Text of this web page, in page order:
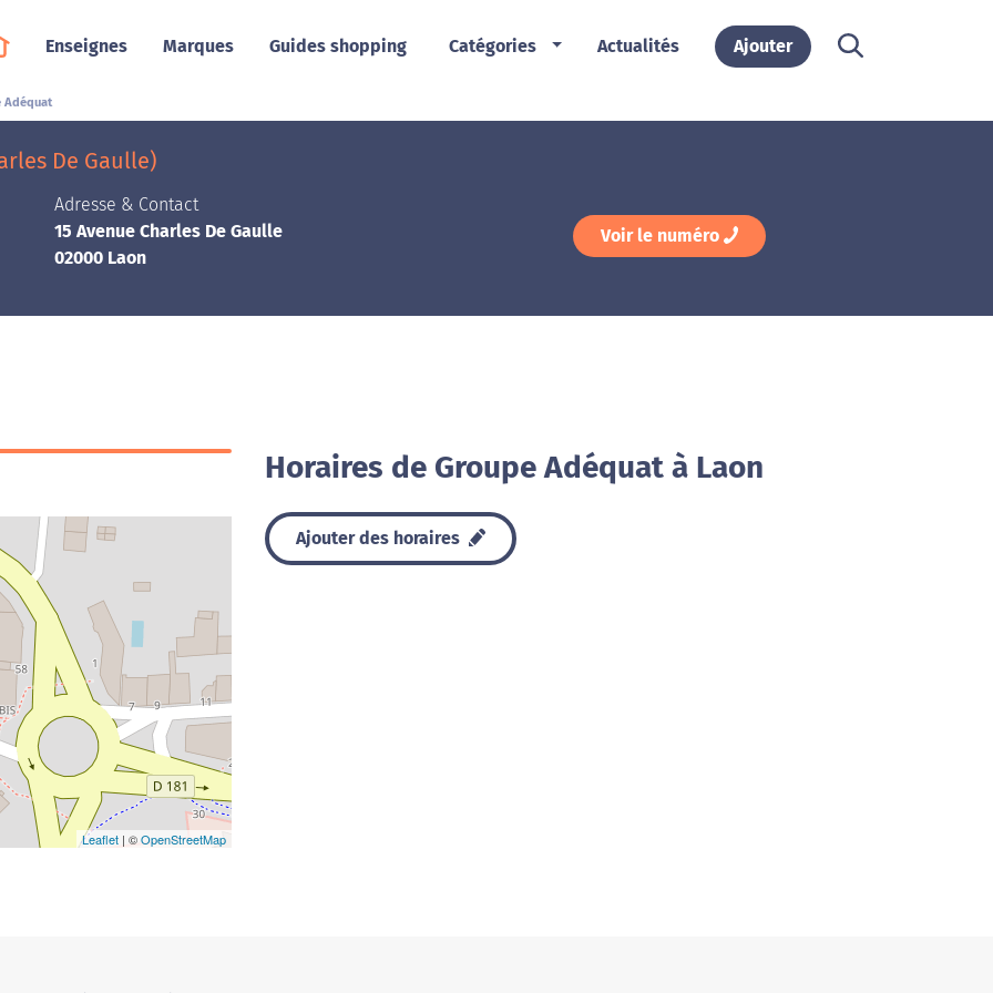
Enseignes Marques Guides shopping Catégories Actualités Ajouter
Adéquat
De Gaulle)
Adresse & Contact
15 Avenue Charles De Gaulle
02000 Laon
Voir le numéro
Leaflet | ©OpenStreetMap
Horaires de Groupe Adéquat à Laon
Ajouter des horaires